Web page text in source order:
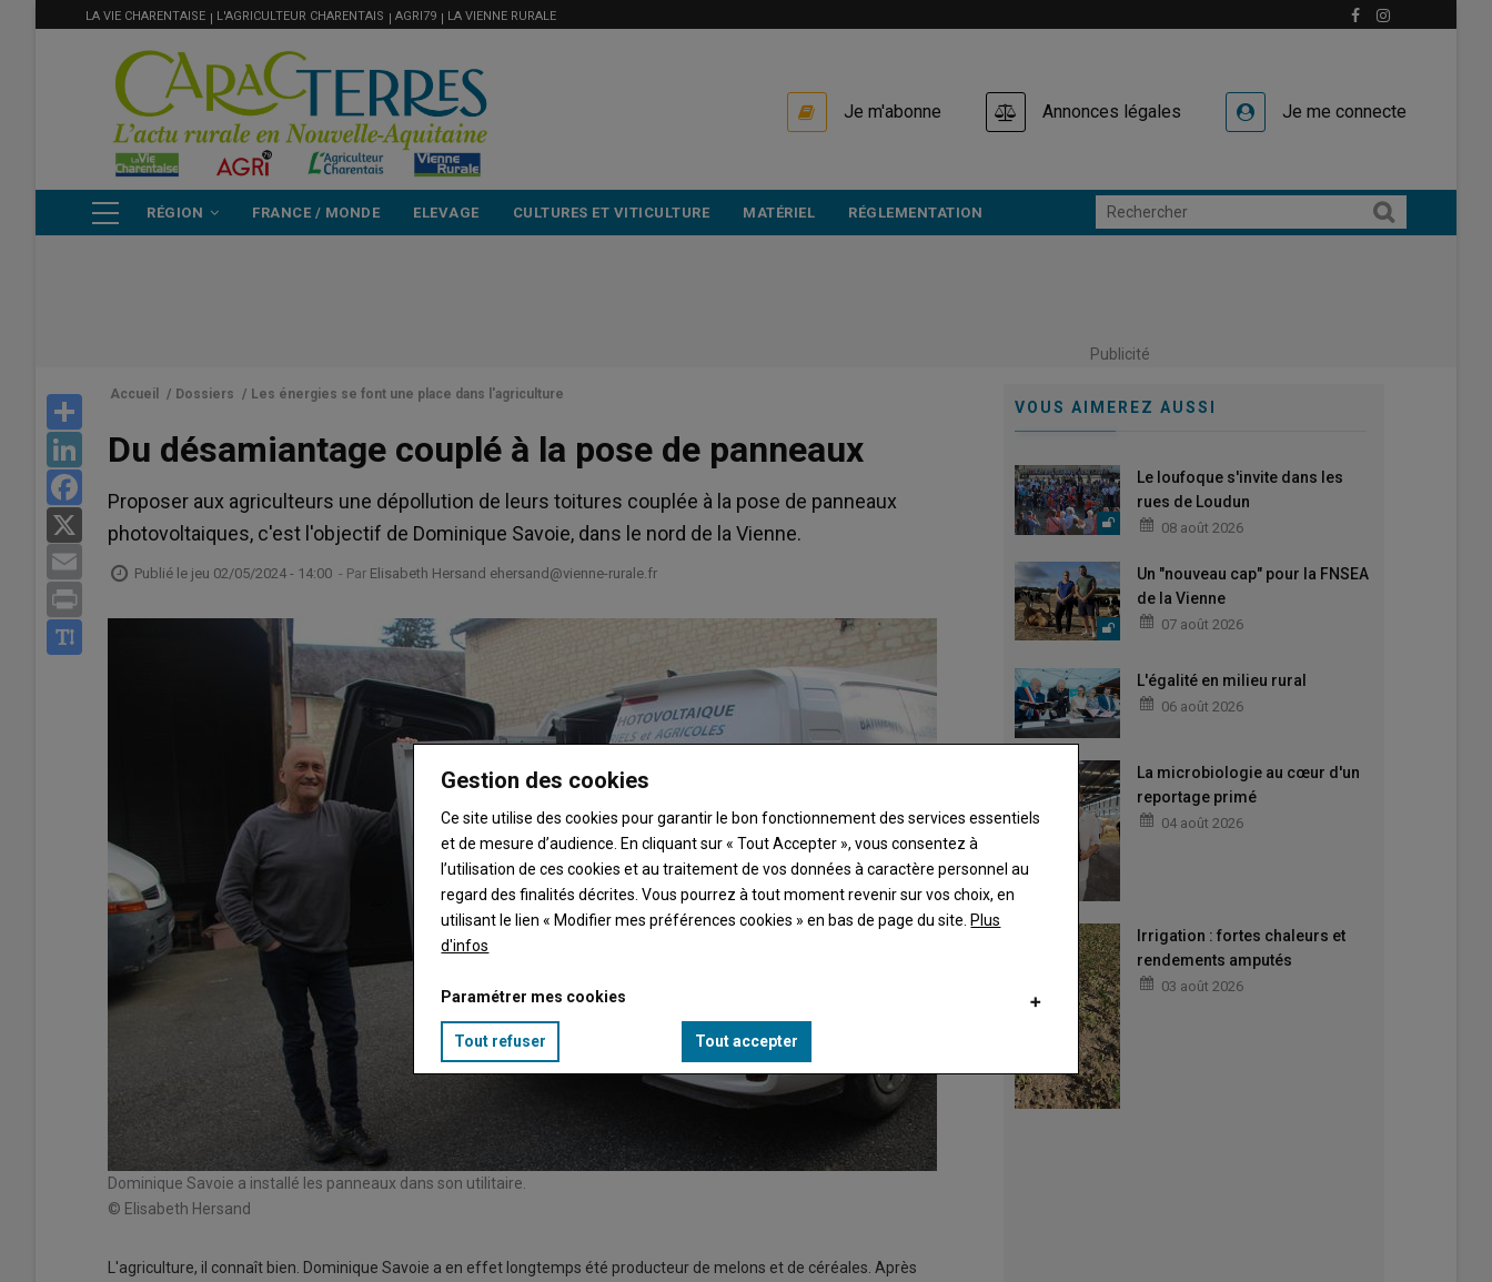
MENU
FILIÈRE
LA VIE CHARENTAISE L'AGRICULTEUR CHARENTAIS AGRI79 LA VIENNE RURALE
Je m'abonne Annonces légales Je me connecte
PRINCIPALE
RÉGION FRANCE / MONDE ELEVAGE CULTURES ET VITICULTURE MATÉRIEL RÉGLEMENTATION
Publicité
LinkedIn
Email
Accueil / Dossiers / Les énergies se font une place dans l'agriculture
Du désamiantage couplé à la pose de panneaux
Proposer aux agriculteurs une dépollution de leurs toitures couplée à la pose de panneaux
photovoltaiques, c'est l'objectif de Dominique Savoie, dans le nord de la Vienne.
Publié le jeu 02/05/2024 - 14:00 - Par Elisabeth Hersand ehersand@vienne-rurale.fr
Dominique Savoie a installé les panneaux dans son utilitaire.
© Elisabeth Hersand
L'agriculture, il connaît bien. Dominique Savoie a en effet longtemps été producteur de melons et de céréales. Après
VOUS AIMEREZ AUSSI
Le loufoque s'invite dans les
rues de Loudun
08 août 2026
Un "nouveau cap" pour la FNSEA
de la Vienne
07 août 2026
L'égalité en milieu rural
06 août 2026
La microbiologie au cœur d'un
reportage primé
04 août 2026
Irrigation : fortes chaleurs et
rendements amputés
03 août 2026
Gestion des cookies
Ce site utilise des cookies pour garantir le bon fonctionnement des services essentiels
et de mesure d’audience. En cliquant sur « Tout Accepter », vous consentez à
l’utilisation de ces cookies et au traitement de vos données à caractère personnel au
regard des finalités décrites. Vous pourrez à tout moment revenir sur vos choix, en
utilisant le lien « Modifier mes préférences cookies » en bas de page du site.Plus
d'infos
Paramétrer mes cookies
Tout refuser Tout accepter